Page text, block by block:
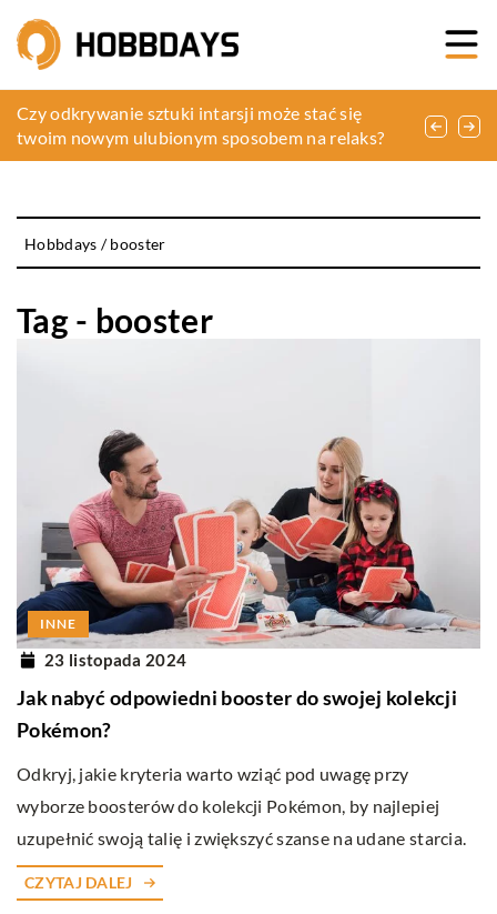
Jak wybrać idealny stołek barowy do kuchni:
poradnik
Czy odkrywanie sztuki intarsji może stać się
twoim nowym ulubionym sposobem na relaks?
Jak kreatywnie oświetlić wnętrze za pomocą
nowoczesnych technologii świetlnych?
Hobbdays /booster
Tag - booster
INNE
23 listopada 2024
Jak nabyć odpowiedni booster do swojej kolekcji
Pokémon?
Odkryj, jakie kryteria warto wziąć pod uwagę przy
wyborze boosterów do kolekcji Pokémon, by najlepiej
uzupełnić swoją talię i zwiększyć szanse na udane starcia.
CZYTAJ DALEJ